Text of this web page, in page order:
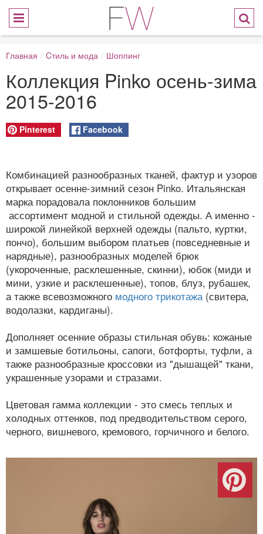
Главная / Cтиль и мода / Шоппинг
Коллекция Pinko осень-зима
2015-2016
Pinterest Facebook
Комбинацией разнообразных тканей, фактур и узоров
открывает осенне-зимний сезон Pinko. Итальянская
марка порадовала поклонников большим
ассортимент модной и стильной одежды. А именно -
широкой линейкой верхней одежды (пальто, куртки,
пончо), большим выбором платьев (повседневные и
нарядные), разнообразных моделей брюк
(укороченные, расклешенные, скинни), юбок (миди и
мини, узкие и расклешенные), топов, блуз, рубашек,
а также всевозможного модного трикотажа(свитера,
водолазки, кардиганы).
Дополняет осенние образы стильная обувь: кожаные
и замшевые ботильоны, сапоги, ботфорты, туфли, а
также разнообразные кроссовки из "дышащей" ткани,
украшенные узорами и стразами.
Цветовая гамма коллекции - это смесь теплых и
холодных оттенков, под предводительством серого,
черного, вишневого, кремового, горчичного и белого.